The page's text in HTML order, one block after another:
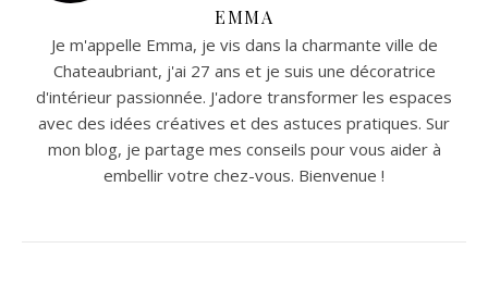
EMMA
Je m'appelle Emma, je vis dans la charmante ville de
Chateaubriant, j'ai 27 ans et je suis une décoratrice
d'intérieur passionnée. J'adore transformer les espaces
avec des idées créatives et des astuces pratiques. Sur
mon blog, je partage mes conseils pour vous aider à
embellir votre chez-vous. Bienvenue !